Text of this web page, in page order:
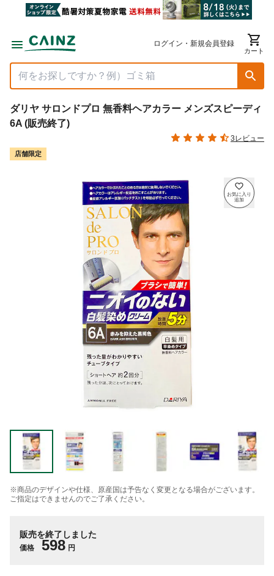
ログイン・新規会員登録
カート
ダリヤ サロンドプロ 無香料ヘアカラー メンズスピーディ
6A (販売終了)
3レビュー
店舗限定
※商品のデザインや仕様、原産国は予告なく変更となる場合がございます。
ご指定はできませんのでご了承ください。
販売を終了しました
価格 598 円